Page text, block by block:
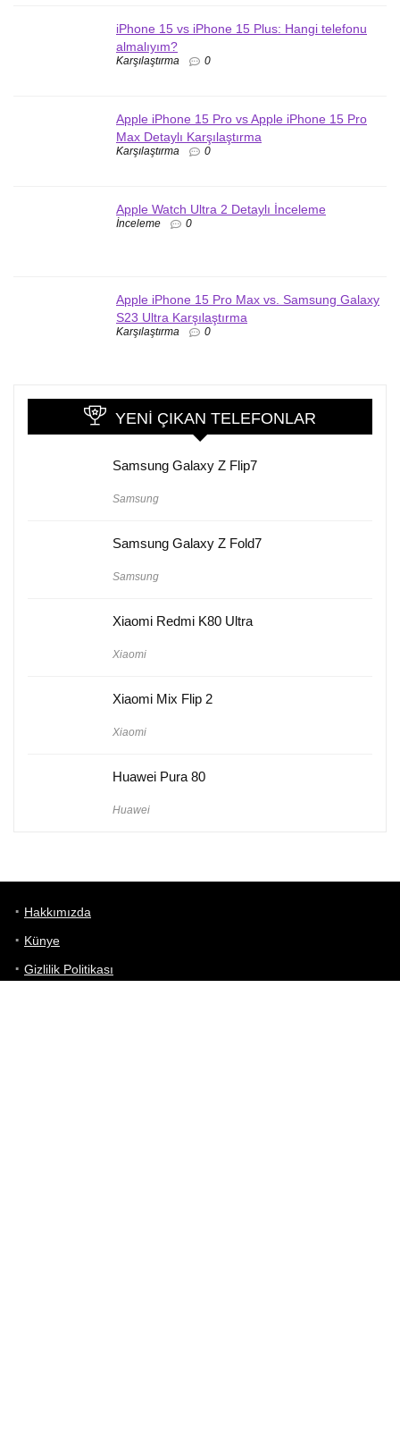
iPhone 15 vs iPhone 15 Plus: Hangi telefonu
almalıyım?
Karşılaştırma 0
Apple iPhone 15 Pro vs Apple iPhone 15 Pro
Max Detaylı Karşılaştırma
Karşılaştırma 0
Apple Watch Ultra 2 Detaylı İnceleme
İnceleme 0
Apple iPhone 15 Pro Max vs. Samsung Galaxy
S23 Ultra Karşılaştırma
Karşılaştırma 0
YENI ÇIKAN TELEFONLAR
Samsung Galaxy Z Flip7
Samsung
Samsung Galaxy Z Fold7
Samsung
Xiaomi Redmi K80 Ultra
Xiaomi
Xiaomi Mix Flip 2
Xiaomi
Huawei Pura 80
Huawei
Hakkımızda
Künye
Gizlilik Politikası